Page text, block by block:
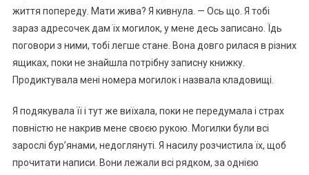
життя попереду. Мати жива? Я кивнула. — Ось що. Я тобі
зараз адресочек дам їх могилок, у мене десь записано. Їдь
поговори з ними, тобі легше стане. Вона довго рилася в різних
ящиках, поки не знайшла потрібну записну книжку.
Продиктувала мені номера могилок і назвала кладовищі.
Я подякувала її і тут же виїхала, поки не передумала і страх
повністю не накрив мене своєю рукою. Могилки були всі
зарослі бур’янами, недоглянуті. Я насилу розчистила їх, щоб
прочитати написи. Вони лежали всі рядком, за однією